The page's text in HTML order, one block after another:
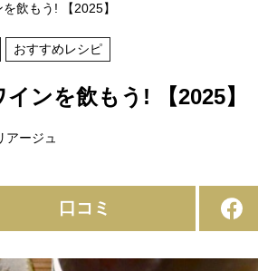
飲もう! 【2025】
おすすめレシピ
ンを飲もう! 【2025】
アージュ
口コミ